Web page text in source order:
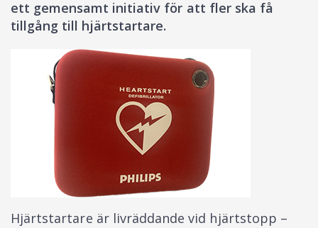
ett gemensamt initiativ för att fler ska få
tillgång till hjärtstartare.
Hjärtstartare är livräddande vid hjärtstopp –